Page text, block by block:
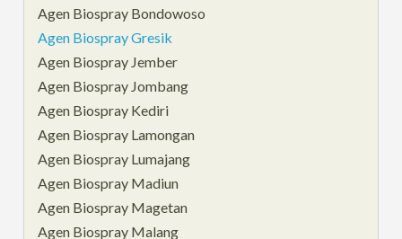
Agen Biospray Bondowoso
Agen Biospray Gresik
Agen Biospray Jember
Agen Biospray Jombang
Agen Biospray Kediri
Agen Biospray Lamongan
Agen Biospray Lumajang
Agen Biospray Madiun
Agen Biospray Magetan
Agen Biospray Malang